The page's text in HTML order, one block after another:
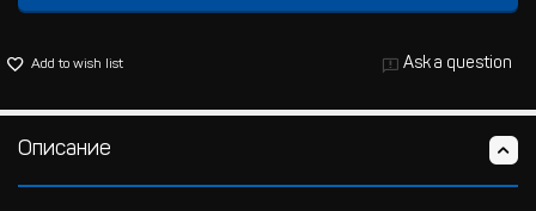
Add to wish list Ask a question
Описание